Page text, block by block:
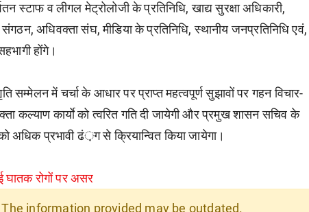
स्टाफ व लीगल मेट्रोलोजी के प्रतिनिधि, खाद्य सुरक्षा अधिकारी,
संगठन, अधिवक्ता संघ, मीडिया के प्रतिनिधि, स्थानीय जनप्रतिनिधि एवं,
होंगे।
सम्मेलन में चर्चा के आधार पर प्राप्त महत्वपूर्ण सुझावों पर गहन विचार-
कल्याण कार्याे को त्वरित गति दी जायेगी और प्रमुख शासन सचिव के
अधिक प्रभावी ढं़ग से क्रियान्वित किया जायेगा।
घातक रोगों पर असर
information provided may be outdated.